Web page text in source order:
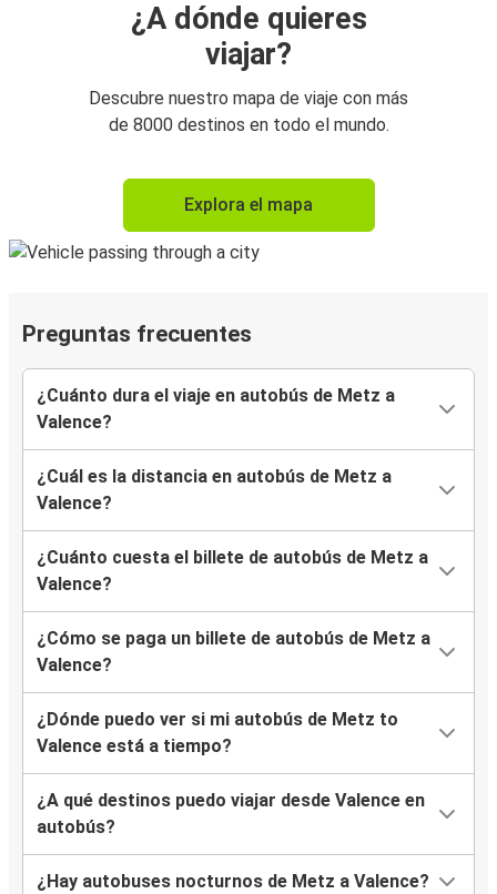
¿A dónde quieres
viajar?
Descubre nuestro mapa de viaje con más
de 8000 destinos en todo el mundo.
Explora el mapa
Preguntas frecuentes
¿Cuánto dura el viaje en autobús de Metz a
Valence?
¿Cuál es la distancia en autobús de Metz a
Valence?
¿Cuánto cuesta el billete de autobús de Metz a
Valence?
¿Cómo se paga un billete de autobús de Metz a
Valence?
¿Dónde puedo ver si mi autobús de Metz to
Valence está a tiempo?
¿A qué destinos puedo viajar desde Valence en
autobús?
¿Hay autobuses nocturnos de Metz a Valence?